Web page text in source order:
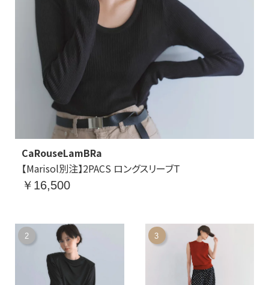
CaRouseLamBRa
【Marisol別注】2PACS ロングスリーブT
￥16,500